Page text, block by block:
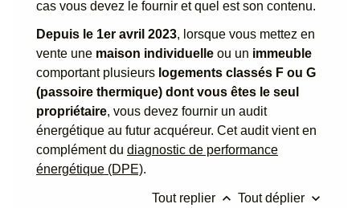
cas vous devez le fournir et quel est son contenu.
Depuis le 1er avril 2023, lorsque vous mettez en
vente une maison individuelle ou un immeuble
comportant plusieurs logements classés F ou G
(passoire thermique) dont vous êtes le seul
propriétaire, vous devez fournir un audit
énergétique au futur acquéreur. Cet audit vient en
complément du diagnostic de performance
énergétique (DPE).
Tout replier keyboard_arrow_up Tout déplier keyboard_arrow_down